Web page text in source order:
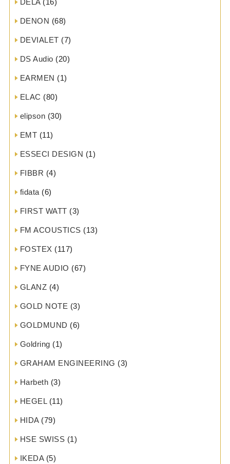
DELA(16)
DENON (68)
DEVIALET (7)
DS Audio (20)
EARMEN (1)
ELAC (80)
elipson (30)
EMT (11)
ESSECI DESIGN (1)
FIBBR (4)
fidata (6)
FIRST WATT (3)
FM ACOUSTICS (13)
FOSTEX (117)
FYNE AUDIO (67)
GLANZ (4)
GOLD NOTE (3)
GOLDMUND (6)
Goldring (1)
GRAHAM ENGINEERING (3)
Harbeth (3)
HEGEL(11)
HIDA(79)
HSE SWISS (1)
IKEDA(5)